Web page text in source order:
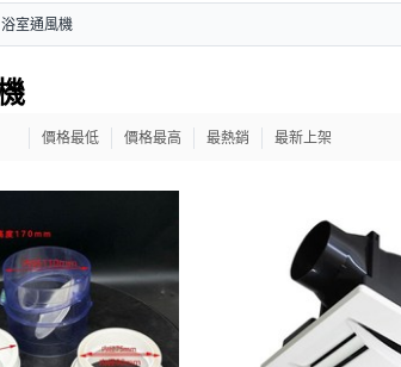
浴室通風機
價格最低 價格最高 最熱銷 最新上架